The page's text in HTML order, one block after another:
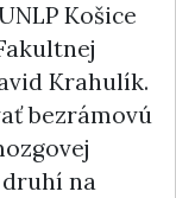
Košice
Krahulík.
bezrámovú
na